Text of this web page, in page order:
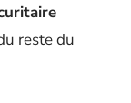
reste du